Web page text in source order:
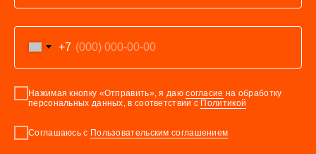
+7
Нажимая кнопку «Отправить», я даюсогласие на обработку
персональных данных, в соответствии с Политикой
Соглашаюсь с Пользовательским соглашением